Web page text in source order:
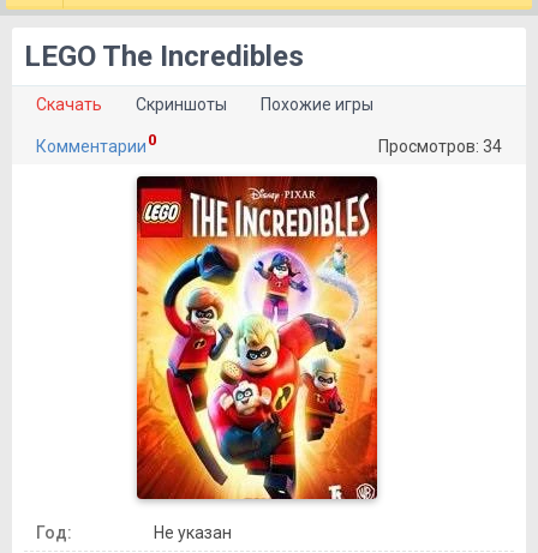
LEGO The Incredibles
Скачать Скриншоты Похожие игры
Комментарии 0 Просмотров: 34
Год:
Не указан